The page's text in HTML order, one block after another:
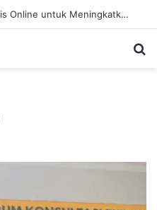
Keterampilan Konsultan Bisnis Online untuk Meningkatkan Pendapatan Berdasarkan Pengalaman Praktis